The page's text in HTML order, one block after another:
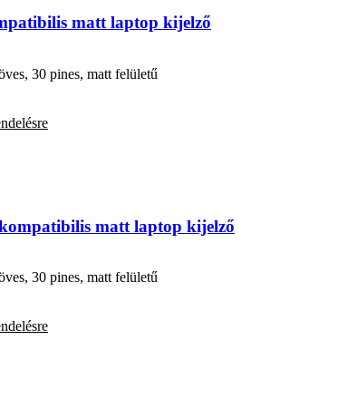
matt laptop kijelző
30 pines, matt felületű
matt laptop kijelző
30 pines, matt felületű